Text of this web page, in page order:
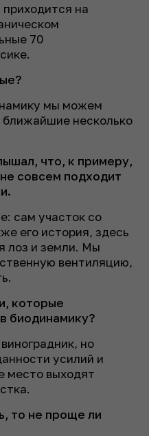
приходится на
70
мы можем
ближайшие несколько
что, к примеру,
совсем подходит
сам участок со
его история, здесь
лоз и земли. Мы
вентиляцию,
которые
биодинамику?
но
усилий и
место выходят
то не проще ли